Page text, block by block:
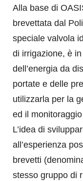
Alla base di
brevettata dal
speciale valvola
di irrigazione, è
dell’energia da
portate e delle
utilizzarla per la
ed il
L’idea di
all’esperienza
brevetti
stesso gruppo di